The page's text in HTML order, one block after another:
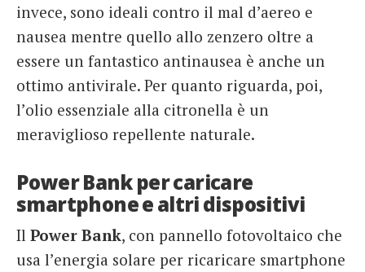
invece, sono ideali contro il mal d’aereo e
nausea mentre quello allo zenzero oltre a
essere un fantastico antinausea è anche un
ottimo antivirale. Per quanto riguarda, poi,
l’olio essenziale alla citronella è un
meraviglioso repellente naturale.
Power Bank per caricare
smartphone e altri dispositivi
Il Power Bank, con pannello fotovoltaico che
usa l’energia solare per ricaricare smartphone